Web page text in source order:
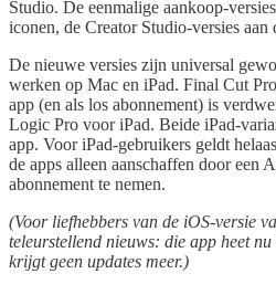
Studio. De eenmalige aankoop-
iconen, de Creator Studio-versies aan
De nieuwe versies zijn universal
werken op Mac en iPad. Final Cut
app (en als los abonnement) is
Logic Pro voor iPad. Beide iPad-
app. Voor iPad-gebruikers geldt
de apps alleen aanschaffen door een
abonnement te nemen.
(Voor liefhebbers van de iOS-versie
teleurstellend nieuws: die app heet
krijgt geen updates meer.)